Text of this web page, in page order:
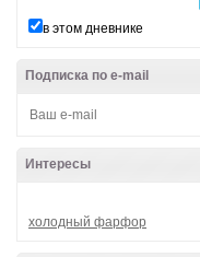
в этом дневнике
Подписка по e-mail
Интересы
холодный фарфор